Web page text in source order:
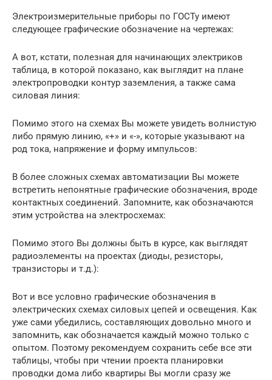
Электроизмерительные приборы по ГОСТу имеют
следующее графические обозначение на чертежах:
А вот, кстати, полезная для начинающих электриков
таблица, в которой показано, как выглядит на плане
электропроводки контур заземления, а также сама
силовая линия:
Помимо этого на схемах Вы можете увидеть волнистую
либо прямую линию, «+» и «-», которые указывают на
род тока, напряжение и форму импульсов:
В более сложных схемах автоматизации Вы можете
встретить непонятные графические обозначения, вроде
контактных соединений. Запомните, как обозначаются
этим устройства на электросхемах:
Помимо этого Вы должны быть в курсе, как выглядят
радиоэлементы на проектах (диоды, резисторы,
транзисторы и т.д.):
Вот и все условно графические обозначения в
электрических схемах силовых цепей и освещения. Как
уже сами убедились, составляющих довольно много и
запомнить, как обозначается каждый можно только с
опытом. Поэтому рекомендуем сохранить себе все эти
таблицы, чтобы при чтении проекта планировки
проводки дома либо квартиры Вы могли сразу же